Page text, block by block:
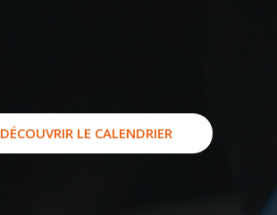
DÉCOUVRIR LE CALENDRIER